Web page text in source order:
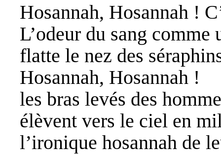
Hosannah, Hosannah !
L’odeur du sang comme
flatte le nez des
Hosannah, Hosannah !
les bras levés des
élèvent vers le ciel en
l’ironique hosannah de